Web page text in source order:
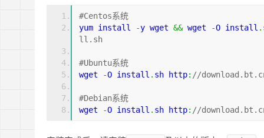
#Centos系统
yum install -y wget && wget -O install .
ll.sh
#Ubuntu系统
wget
-O install . sh http: //
#Debian系统
wget
-O install . sh http: //